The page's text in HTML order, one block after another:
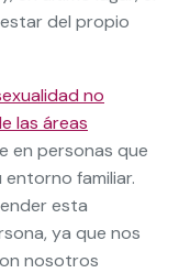
del propio
no
las áreas
en personas que
familiar.
esta
ya que nos
nosotros